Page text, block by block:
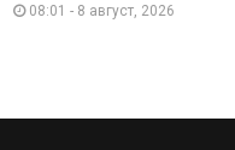
08:01 - 8 август, 2026